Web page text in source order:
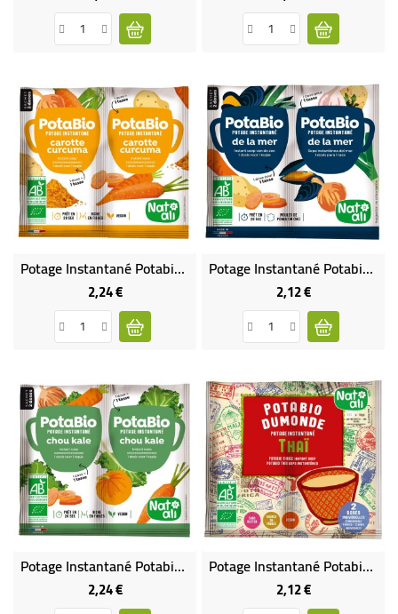
Potage Instantané Potabio Carotte Curcuma BIO
2,24 €Prix
Potage Instantané Potabio De La Mer BIO
2,12 €Prix
Potage Instantané Potabio Chou Kale BIO
2,24 €Prix
Potage Instantané Potabio Du Monde Thaï BIO
2,12 €Prix